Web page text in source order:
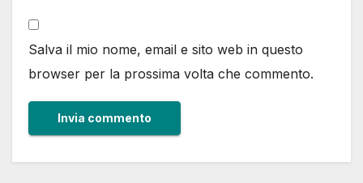
Salva il mio nome, email e sito web in questo
browser per la prossima volta che commento.